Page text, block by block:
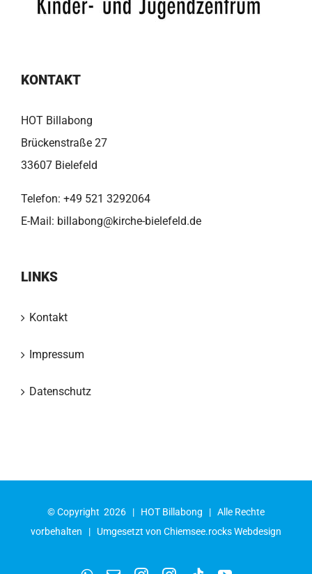
KONTAKT
HOT Billabong
Brückenstraße 27
33607 Bielefeld
Telefon: +49 521 3292064
E-Mail: billabong@kirche-bielefeld.de
LINKS
Kontakt
Impressum
Datenschutz
© Copyright 2026 | HOT Billabong | Alle Rechte
vorbehalten | Umgesetzt von Chiemsee.rocks Webdesign